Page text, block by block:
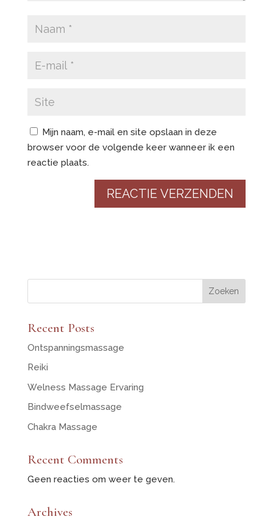
Mijn naam, e-mail en site opslaan in deze
browser voor de volgende keer wanneer ik een
reactie plaats.
Zoeken
Recent Posts
Ontspanningsmassage
Reiki
Welness Massage Ervaring
Bindweefselmassage
Chakra Massage
Recent Comments
Geen reacties om weer te geven.
Archives